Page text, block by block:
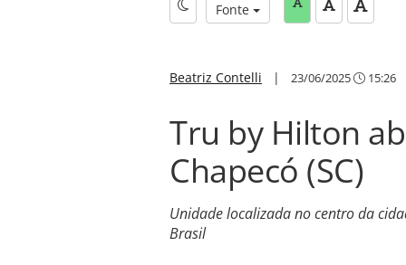
Fonte
Beatriz Contelli | 23/06/2025 15:26
Tru by Hilton
Chapecó (SC)
Unidade localizada no centro da
Brasil